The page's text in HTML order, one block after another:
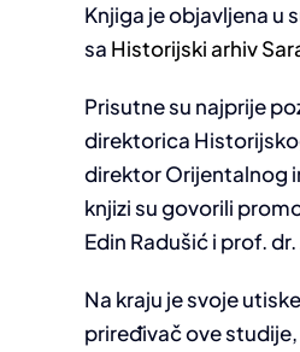
Knjiga je objavljena u
sa Historijski arhiv
Prisutne su najprije
direktorica
direktor Orijentalnog
knjizi su govorili
Edin Radušić i prof.
Na kraju je svoje
priređivač ove